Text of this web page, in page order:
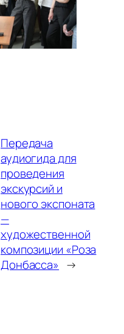
Передача
аудиогида для
проведения
экскурсий и
нового экспоната
—
художественной
композиции «Роза
Донбасса» →